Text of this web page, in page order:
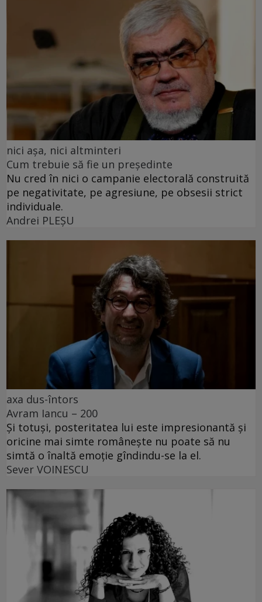
nici așa, nici altminteri
Cum trebuie să fie un președinte
Nu cred în nici o campanie electorală construită
pe negativitate, pe agresiune, pe obsesii strict
individuale.
Andrei PLEŞU
axa dus-întors
Avram Iancu – 200
Și totuși, posteritatea lui este impresionantă și
oricine mai simte românește nu poate să nu
simtă o înaltă emoție gîndindu-se la el.
Sever VOINESCU